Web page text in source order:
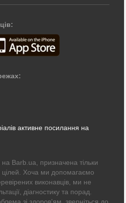
активне посилання на
Barb.ua, призначена тільки
Хоча ми допомагаємо
виконавців, ми не
діагностику та порад.